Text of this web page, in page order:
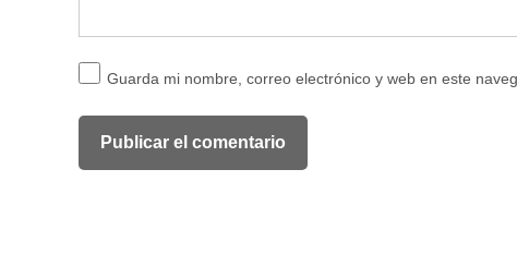
Guarda mi nombre, correo electrónico y web en este